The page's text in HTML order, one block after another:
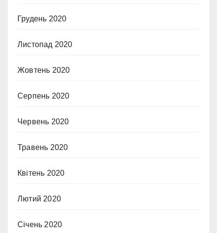
Грудень 2020
Листопад 2020
Жовтень 2020
Серпень 2020
Червень 2020
Травень 2020
Квітень 2020
Лютий 2020
Січень 2020